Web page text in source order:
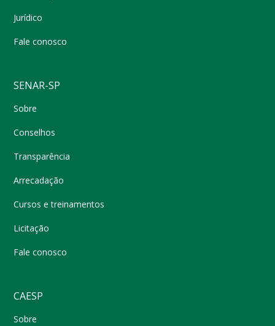
Jurídico
Fale conosco
SENAR-SP
Sobre
Conselhos
Transparência
Arrecadação
Cursos e treinamentos
Licitação
Fale conosco
CAESP
Sobre